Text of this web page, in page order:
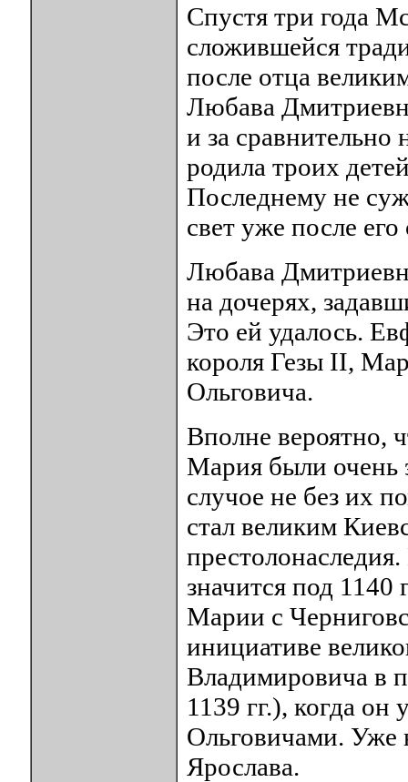
Спустя три года
сложившейся
после отца
Любава
и за
родила троих
Последнему не
свет уже после
Любава
на дочерях,
Это ей удалось.
короля Гезы II,
Ольговича.
Вполне вероятно,
Мария были очень
случое не без их
стал великим
значится под
Марии с
инициативе
Владимировича в
1139 гг.), когда
Ольговичами. Уже
Ярослава.